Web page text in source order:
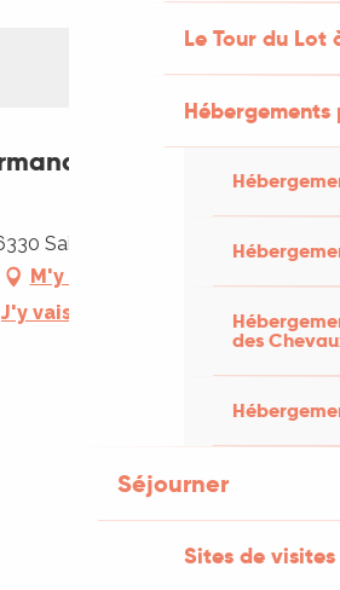
Le Tour du Lot
des
Séjourner
Sites de visites
à Saint-Martin-
Saint-Martin-Labouval
M'y rendre
J'y vais en train !